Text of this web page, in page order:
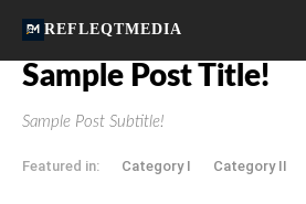
REFLEQTMEDIA
Sample Post Title!
Sample Post Subtitle!
Featured in: Category I Category II